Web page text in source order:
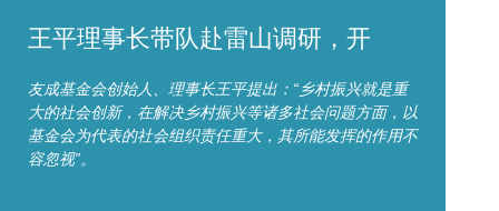
王平理事长带队赴雷山调研，开
友成基金会创始人、理事长王平提出：“乡村振兴就是重
大的社会创新，在解决乡村振兴等诸多社会问题方面，以
基金会为代表的社会组织责任重大，其所能发挥的作用不
容忽视”。